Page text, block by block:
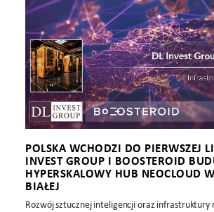
POLSKA WCHODZI DO PIERWSZEJ
INVEST GROUP I BOOSTEROID
HYPERSKALOWY HUB NEOCLOUD
BIAŁEJ
Rozwój sztucznej inteligencji oraz infrastruktury